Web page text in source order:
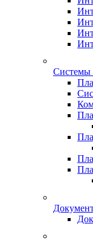
Системы